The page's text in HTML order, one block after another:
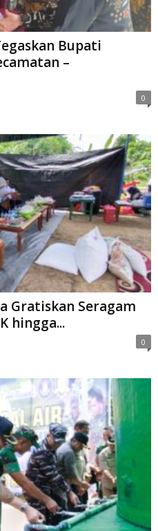
Bupati
–
0
Gratiskan Seragam
hingga...
0